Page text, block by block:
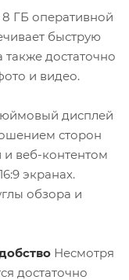
ГБ оперативной
быструю
достаточно
и видео.
дисплей
сторон
и веб-контентом
экранах.
обзора и
Несмотря
достаточно